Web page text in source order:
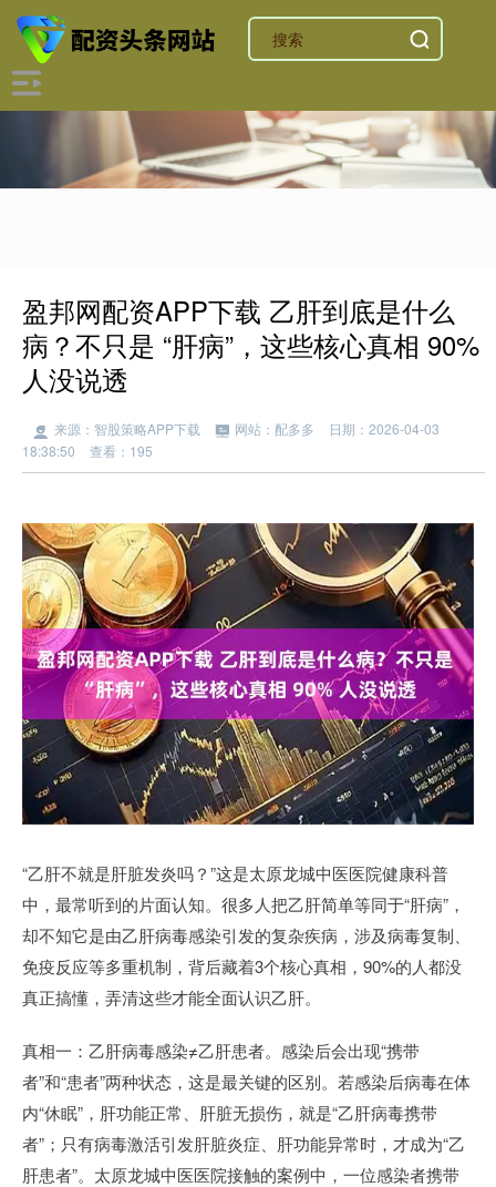
盈邦网配资APP下载 乙肝到底是什么
病？不只是 “肝病”，这些核心真相 90%
人没说透
来源：智股策略APP下载 网站：配多多
日期：2026-04-03
18:38:50
查看：195
“乙肝不就是肝脏发炎吗？”这是太原龙城中医医院健康科普
中，最常听到的片面认知。很多人把乙肝简单等同于“肝病”，
却不知它是由乙肝病毒感染引发的复杂疾病，涉及病毒复制、
免疫反应等多重机制，背后藏着3个核心真相，90%的人都没
真正搞懂，弄清这些才能全面认识乙肝。
真相一：乙肝病毒感染≠乙肝患者。感染后会出现“携带
者”和“患者”两种状态，这是最关键的区别。若感染后病毒在体
内“休眠”，肝功能正常、肝脏无损伤，就是“乙肝病毒携带
者”；只有病毒激活引发肝脏炎症、肝功能异常时，才成为“乙
肝患者”。太原龙城中医医院接触的案例中，一位感染者携带